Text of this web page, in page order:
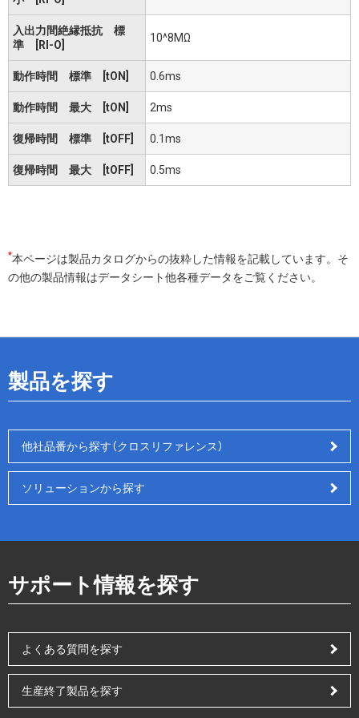
入出力間絶縁抵抗 標
準 [RI-O]
10^8MΩ
動作時間 標準 [tON] 0.6ms
動作時間 最大 [tON] 2ms
復帰時間 標準 [tOFF] 0.1ms
復帰時間 最大 [tOFF] 0.5ms
*本ページは製品カタログからの抜粋した情報を記載しています。そ
の他の製品情報はデータシート他各種データをご覧ください。
製品を探す
他社品番から探す（クロスリファレンス）
ソリューションから探す
サポート情報を探す
よくある質問を探す
生産終了製品を探す